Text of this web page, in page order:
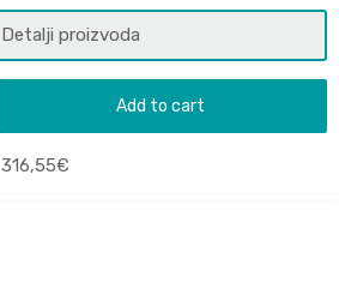
Detalji proizvoda
Add to cart
316,55€